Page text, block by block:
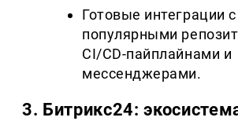
Готовые интеграции с
популярными
CI/CD-пайплайнами и
мессенджерами.
3. Битрикс24: